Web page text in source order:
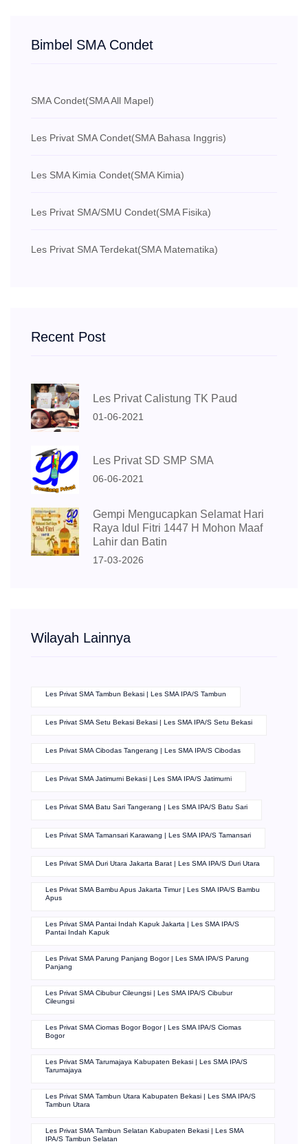
Bimbel SMA Condet
SMA Condet(SMA All Mapel)
Les Privat SMA Condet(SMA Bahasa Inggris)
Les SMA Kimia Condet(SMA Kimia)
Les Privat SMA/SMU Condet(SMA Fisika)
Les Privat SMA Terdekat(SMA Matematika)
Recent Post
Les Privat Calistung TK Paud
01-06-2021
Les Privat SD SMP SMA
06-06-2021
Gempi Mengucapkan Selamat Hari
Raya Idul Fitri 1447 H Mohon Maaf
Lahir dan Batin
17-03-2026
Wilayah Lainnya
Les Privat SMA Tambun Bekasi | Les SMA IPA/S Tambun
Les Privat SMA Setu Bekasi Bekasi | Les SMA IPA/S Setu Bekasi
Les Privat SMA Cibodas Tangerang | Les SMA IPA/S Cibodas
Les Privat SMA Jatimurni Bekasi | Les SMA IPA/S Jatimurni
Les Privat SMA Batu Sari Tangerang | Les SMA IPA/S Batu Sari
Les Privat SMA Tamansari Karawang | Les SMA IPA/S Tamansari
Les Privat SMA Duri Utara Jakarta Barat | Les SMA IPA/S Duri Utara
Les Privat SMA Bambu Apus Jakarta Timur | Les SMA IPA/S Bambu
Apus
Les Privat SMA Pantai Indah Kapuk Jakarta | Les SMA IPA/S
Pantai Indah Kapuk
Les Privat SMA Parung Panjang Bogor | Les SMA IPA/S Parung
Panjang
Les Privat SMA Cibubur Cileungsi | Les SMA IPA/S Cibubur
Cileungsi
Les Privat SMA Ciomas Bogor Bogor | Les SMA IPA/S Ciomas
Bogor
Les Privat SMA Tarumajaya Kabupaten Bekasi | Les SMA IPA/S
Tarumajaya
Les Privat SMA Tambun Utara Kabupaten Bekasi | Les SMA IPA/S
Tambun Utara
Les Privat SMA Tambun Selatan Kabupaten Bekasi | Les SMA
IPA/S Tambun Selatan